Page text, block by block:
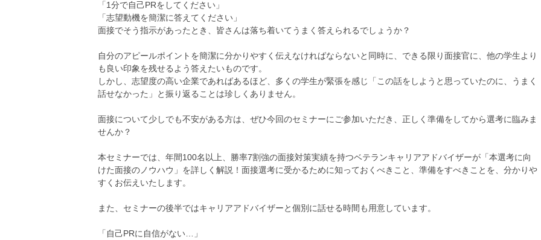
「1分で自己PRをしてください」
「志望動機を簡潔に答えてください」
面接でそう指示があったとき、皆さんは落ち着いてうまく答えられるでしょうか？
自分のアピールポイントを簡潔に分かりやすく伝えなければならないと同時に、できる限り面接官に、他の学生より
も良い印象を残せるよう答えたいものです。
しかし、志望度の高い企業であればあるほど、多くの学生が緊張を感じ「この話をしようと思っていたのに、うまく
話せなかった」と振り返ることは珍しくありません。
面接について少しでも不安がある方は、ぜひ今回のセミナーにご参加いただき、正しく準備をしてから選考に臨みま
せんか？
本セミナーでは、年間100名以上、勝率7割強の面接対策実績を持つベテランキャリアアドバイザーが「本選考に向
けた面接のノウハウ」を詳しく解説！面接選考に受かるために知っておくべきこと、準備をすべきことを、分かりや
すくお伝えいたします。
また、セミナーの後半ではキャリアアドバイザーと個別に話せる時間も用意しています。
「自己PRに自信がない…」